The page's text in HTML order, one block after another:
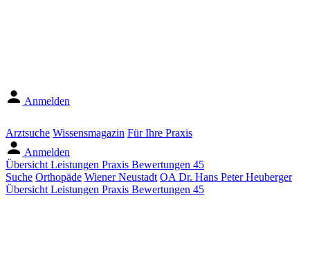
Anmelden
Arztsuche Wissensmagazin Für Ihre Praxis
Anmelden
Übersicht Leistungen Praxis Bewertungen 45
Suche Orthopäde Wiener Neustadt OA Dr. Hans Peter Heuberger
Übersicht Leistungen Praxis Bewertungen 45